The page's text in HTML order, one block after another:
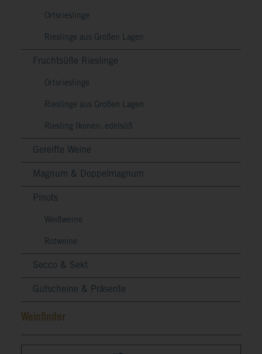
Ortsrieslinge
Rieslinge aus Großen Lagen
Fruchtsüße Rieslinge
Ortsrieslinge
Rieslinge aus Großen Lagen
Riesling Ikonen: edelsüß
Gereifte Weine
Magnum & Doppelmagnum
Pinots
Weißweine
Rotweine
Secco & Sekt
Gutscheine & Präsente
Weinfinder